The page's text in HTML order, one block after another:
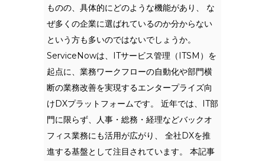
ものの、具体的にどのような機能があり、 な
ぜ多くの企業に選ばれているのか分からない
という方も多いのではないでしょうか。
ServiceNowは、ITサービス管理（ITSM）を
起点に、業務ワークフローの自動化や部門横
断の業務改善を実現するエンタープライズ向
けDXプラットフォームです。 近年では、IT部
門に限らず、人事・総務・経理などバックオ
フィス業務にも活用が広がり、 全社DXを推
進する基盤として注目されています。 本記事